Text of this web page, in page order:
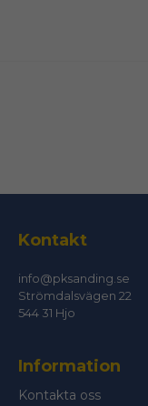
Ja, ni får
Kontakt
info@pksanding.se
Strömdalsvägen 22
544 31 Hjo
Information
Kontakta oss